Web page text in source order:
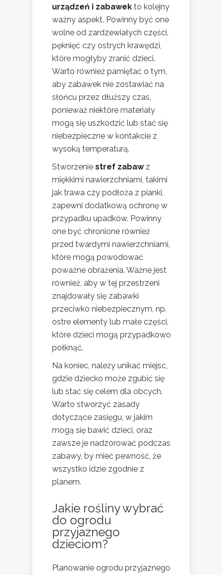
urządzeń i zabawek to kolejny
ważny aspekt. Powinny być one
wolne od zardzewiałych części,
pęknięć czy ostrych krawędzi,
które mogłyby zranić dzieci.
Warto również pamiętać o tym,
aby zabawek nie zostawiać na
słońcu przez dłuższy czas,
ponieważ niektóre materiały
mogą się uszkodzić lub stać się
niebezpieczne w kontakcie z
wysoką temperaturą.
Stworzenie stref zabawz
miękkimi nawierzchniami, takimi
jak trawa czy podłoża z pianki,
zapewni dodatkową ochronę w
przypadku upadków. Powinny
one być chronione również
przed twardymi nawierzchniami,
które mogą powodować
poważne obrażenia. Ważne jest
również, aby w tej przestrzeni
znajdowały się zabawki
przeciwko niebezpiecznym, np.
ostre elementy lub małe części,
które dzieci mogą przypadkowo
połknąć.
Na koniec, należy unikać miejsc,
gdzie dziecko może zgubić się
lub stać się celem dla obcych.
Warto stworzyć zasady
dotyczące zasięgu, w jakim
mogą się bawić dzieci, oraz
zawsze je nadzorować podczas
zabawy, by mieć pewność, że
wszystko idzie zgodnie z
planem.
Jakie rośliny wybrać
do ogrodu
przyjaznego
dzieciom?
Planowanie ogrodu przyjaznego